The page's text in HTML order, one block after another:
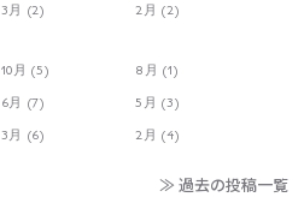
3月 (2)
2月 (2)
10月 (5)
8月 (1)
6月 (7)
5月 (3)
3月 (6) 2月 (4)
≫ 過去の投稿一覧